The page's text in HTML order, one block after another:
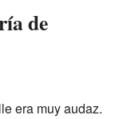
de
era muy audaz.